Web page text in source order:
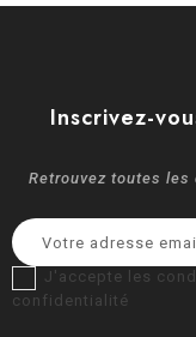
Inscrivez-
Retrouvez toutes
J'accepte les
confidentialité